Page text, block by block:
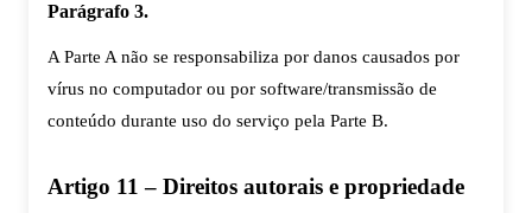
Parágrafo 3.
A Parte A não se responsabiliza por danos causados por
vírus no computador ou por software/transmissão de
conteúdo durante uso do serviço pela Parte B.
Artigo 11 – Direitos autorais e propriedade